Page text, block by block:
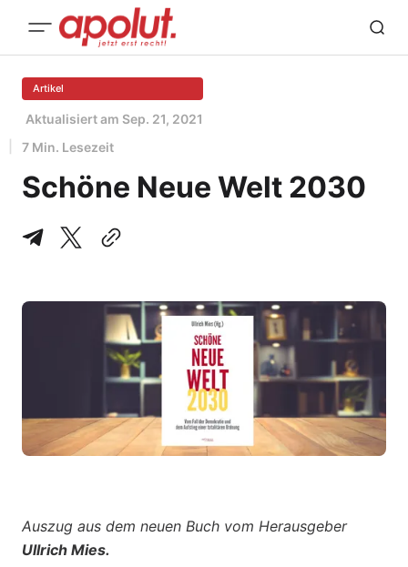
Artikel
Aktualisiert am Sep. 21, 2021
7 Min. Lesezeit
Schöne Neue Welt 2030
Auszug aus dem neuen Buch vom Herausgeber
Ullrich Mies.